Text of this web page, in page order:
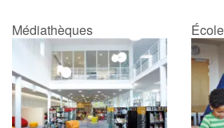
Médiathèques